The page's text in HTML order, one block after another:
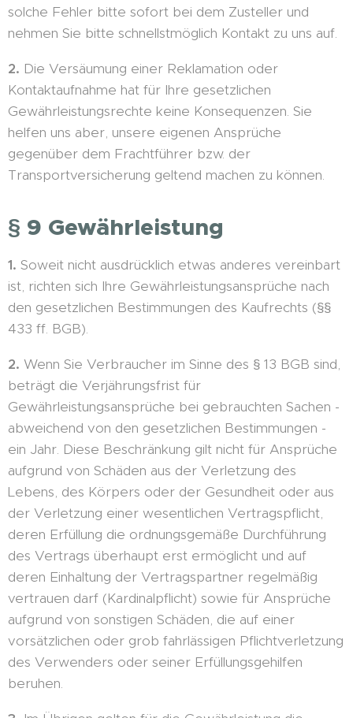
solche Fehler bitte sofort bei dem Zusteller und
nehmen Sie bitte schnellstmöglich Kontakt zu uns auf.
2. Die Versäumung einer Reklamation oder
Kontaktaufnahme hat für Ihre gesetzlichen
Gewährleistungsrechte keine Konsequenzen. Sie
helfen uns aber, unsere eigenen Ansprüche
gegenüber dem Frachtführer bzw. der
Transportversicherung geltend machen zu können.
§ 9 Gewährleistung
1. Soweit nicht ausdrücklich etwas anderes vereinbart
ist, richten sich Ihre Gewährleistungsansprüche nach
den gesetzlichen Bestimmungen des Kaufrechts (§§
433 ff. BGB).
2. Wenn Sie Verbraucher im Sinne des § 13 BGB sind,
beträgt die Verjährungsfrist für
Gewährleistungsansprüche bei gebrauchten Sachen -
abweichend von den gesetzlichen Bestimmungen -
ein Jahr. Diese Beschränkung gilt nicht für Ansprüche
aufgrund von Schäden aus der Verletzung des
Lebens, des Körpers oder der Gesundheit oder aus
der Verletzung einer wesentlichen Vertragspflicht,
deren Erfüllung die ordnungsgemäße Durchführung
des Vertrags überhaupt erst ermöglicht und auf
deren Einhaltung der Vertragspartner regelmäßig
vertrauen darf (Kardinalpflicht) sowie für Ansprüche
aufgrund von sonstigen Schäden, die auf einer
vorsätzlichen oder grob fahrlässigen Pflichtverletzung
des Verwenders oder seiner Erfüllungsgehilfen
beruhen.